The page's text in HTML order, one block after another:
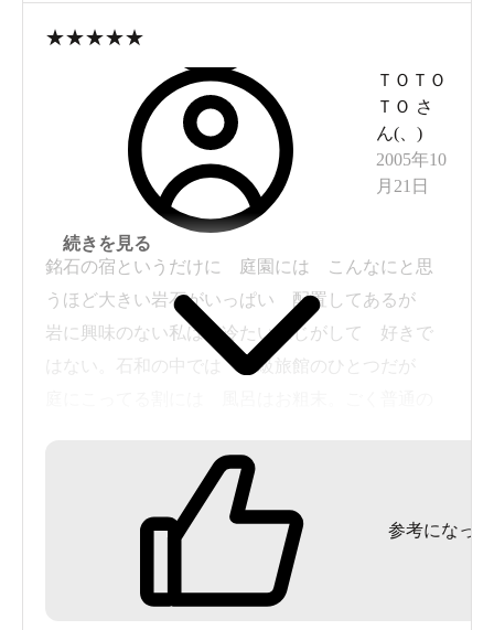
★★★★★
ＴＯＴＯ
ＴＯ さ
ん(
)
2005年10
月21日
銘石の宿というだけに 庭園には こんなにと思
うほど大きい岩石がいっぱい 配置してあるが
岩に興味のない私は 冷たい感じがして 好きで
はない。石和の中では 高級旅館のひとつだが
通って風呂にいくが 冬はどうなるのかな。あれ
では 風呂にいくのに寒いと思うが．．．． お
料理はおいしいそうです。
続きを見る
参考になった